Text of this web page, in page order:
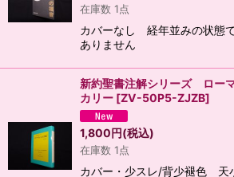
在庫数 1点
カバーなし 経年並みの状態
ありません
新約聖書注解シリーズ ロー
カリー [ZV-50P5-ZJZB]
1,800円(税込)
在庫数 1点
カバー・少スレ/背少褪色